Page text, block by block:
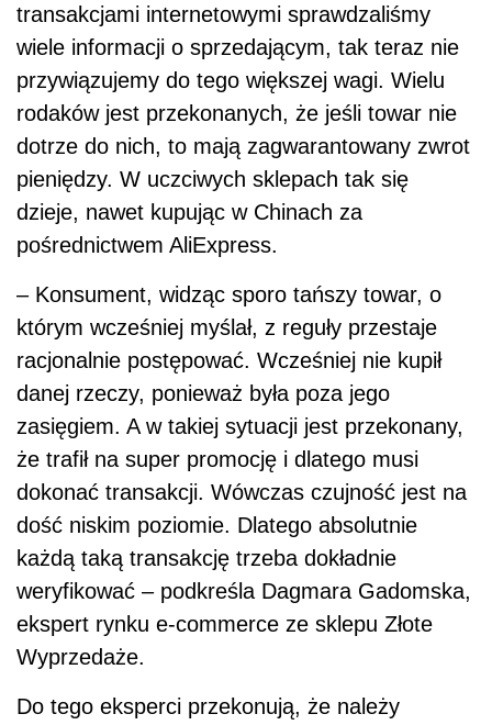
transakcjami internetowymi sprawdzaliśmy
wiele informacji o sprzedającym, tak teraz nie
przywiązujemy do tego większej wagi. Wielu
rodaków jest przekonanych, że jeśli towar nie
dotrze do nich, to mają zagwarantowany zwrot
pieniędzy. W uczciwych sklepach tak się
dzieje, nawet kupując w Chinach za
pośrednictwem AliExpress.
– Konsument, widząc sporo tańszy towar, o
którym wcześniej myślał, z reguły przestaje
racjonalnie postępować. Wcześniej nie kupił
danej rzeczy, ponieważ była poza jego
zasięgiem. A w takiej sytuacji jest przekonany,
że trafił na super promocję i dlatego musi
dokonać transakcji. Wówczas czujność jest na
dość niskim poziomie. Dlatego absolutnie
każdą taką transakcję trzeba dokładnie
weryfikować – podkreśla Dagmara Gadomska,
ekspert rynku e-commerce ze sklepu Złote
Wyprzedaże.
Do tego eksperci przekonują, że należy